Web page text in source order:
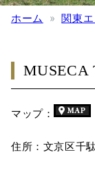
ホーム 関東
MUSECA
マップ：
住所：文京区千